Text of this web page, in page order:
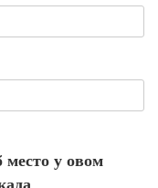
место у овом